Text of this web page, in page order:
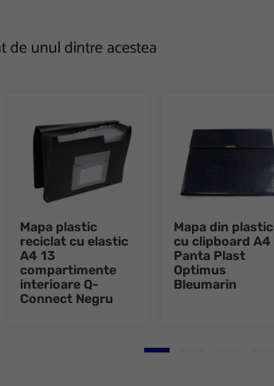
de unul dintre acestea
Mapa plastic
reciclat cu elastic
A4 13
compartimente
interioare Q-
Connect Negru
Mapa din plastic
cu clipboard A4
Panta Plast
Optimus
Bleumarin
Go to slide 1